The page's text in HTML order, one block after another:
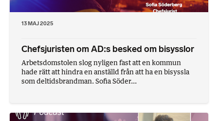
13 MAJ 2025
Chefsjuristen om AD:s besked om bisysslor
Arbetsdomstolen slog nyligen fast att en kommun
hade rätt att hindra en anställd från att ha en bisyssla
som deltidsbrandman. Sofia Söder...